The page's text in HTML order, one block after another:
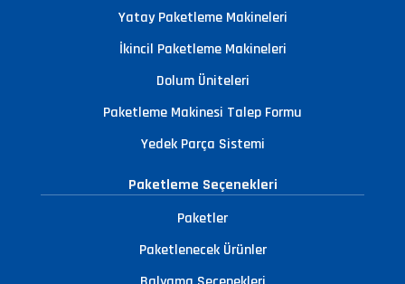
Yatay Paketleme Makineleri
İkincil Paketleme Makineleri
Dolum Üniteleri
Paketleme Makinesi Talep Formu
Yedek Parça Sistemi
Paketleme Seçenekleri
Paketler
Paketlenecek Ürünler